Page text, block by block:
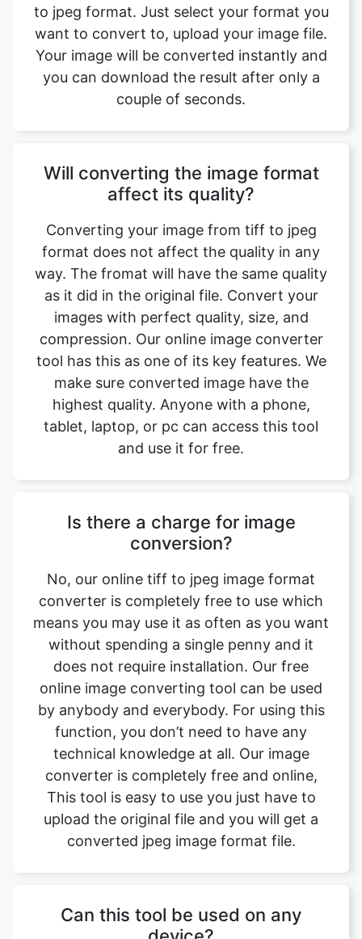
you can download the result after only a
couple of seconds.
Will converting the image format
Converting your image from tiff to jpeg
format does not affect the quality in any
way. The fromat will have the same quality
as it did in the original file. Convert your
images with perfect quality, size, and
compression. Our online image converter
tool has this as one of its key features. We
make sure converted image have the
highest quality. Anyone with a phone,
tablet, laptop, or pc can access this tool
and use it for free.
Is there a charge for image
No, our online tiff to jpeg image format
converter is completely free to use which
means you may use it as often as you want
without spending a single penny and it
does not require installation. Our free
online image converting tool can be used
by anybody and everybody. For using this
function, you don’t need to have any
technical knowledge at all. Our image
converter is completely free and online,
This tool is easy to use you just have to
upload the original file and you will get a
converted jpeg image format file.
Can this tool be used on any
The tiff to jpeg image converter is a
simple, free, and easy tool. With this simple